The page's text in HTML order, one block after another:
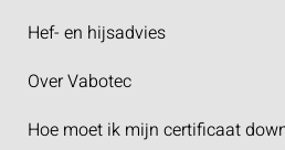
Hef- en hijsadvies
Over Vabotec
Hoe moet ik mijn certificaat